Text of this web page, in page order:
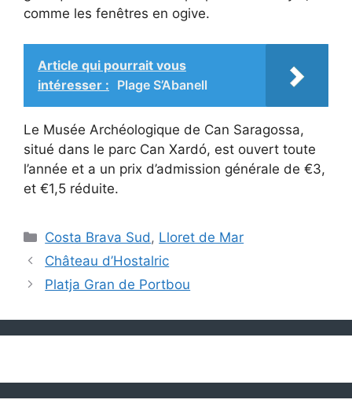
comme les fenêtres en ogive.
Article qui pourrait vous
intéresser : Plage S’Abanell
Le Musée Archéologique de Can Saragossa,
situé dans le parc Can Xardó, est ouvert toute
l’année et a un prix d’admission générale de €3,
et €1,5 réduite.
Catégories
Costa Brava Sud , Lloret de Mar
Château d’Hostalric
Platja Gran de Portbou